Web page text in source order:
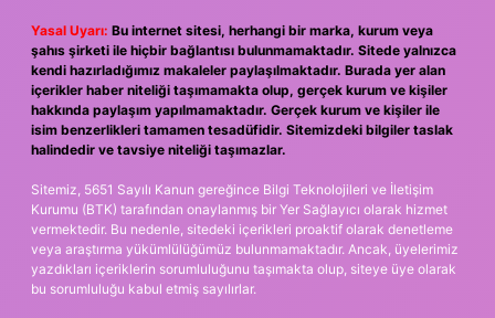
Yasal Uyarı: Bu internet sitesi, herhangi bir marka, kurum veya
şahıs şirketi ile hiçbir bağlantısı bulunmamaktadır. Sitede yalnızca
kendi hazırladığımız makaleler paylaşılmaktadır. Burada yer alan
içerikler haber niteliği taşımamakta olup, gerçek kurum ve kişiler
hakkında paylaşım yapılmamaktadır. Gerçek kurum ve kişiler ile
isim benzerlikleri tamamen tesadüfidir. Sitemizdeki bilgiler taslak
halindedir ve tavsiye niteliği taşımazlar.
Sitemiz, 5651 Sayılı Kanun gereğince Bilgi Teknolojileri ve İletişim
Kurumu (BTK) tarafından onaylanmış bir Yer Sağlayıcı olarak hizmet
vermektedir. Bu nedenle, sitedeki içerikleri proaktif olarak denetleme
veya araştırma yükümlülüğümüz bulunmamaktadır. Ancak, üyelerimiz
yazdıkları içeriklerin sorumluluğunu taşımakta olup, siteye üye olarak
bu sorumluluğu kabul etmiş sayılırlar.